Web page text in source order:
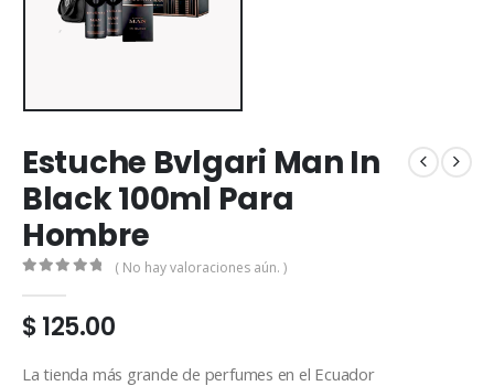
Estuche Bvlgari Man In
Black 100ml Para
Hombre
( No hay valoraciones aún. )
$125.00
La tienda más grande de perfumes en el Ecuador